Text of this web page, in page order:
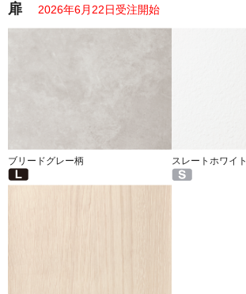
扉 2026年6月22日受注開始
ブリードグレー柄 スレートホワイト